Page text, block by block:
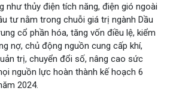
như thủy điện tích năng, điện gió ngoài
tư nằm trong chuỗi giá trị ngành Dầu
cổ phần hóa, tăng vốn điều lệ, kiểm
nợ, chủ động nguồn cung cấp khí,
trị, chuyển đổi số, nâng cao sức
nguồn lực hoàn thành kế hoạch 6
2024.